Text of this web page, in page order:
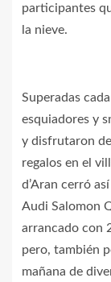
participantes
la nieve.
Superadas
esquiadores y
y disfrutaron
regalos en el
d’Aran cerró
Audi Salomon
arrancado con
pero, también
mañana de